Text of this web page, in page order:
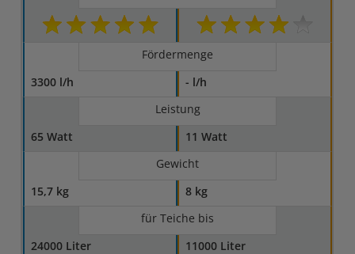
Fördermenge
3300 l/h
- l/h
Leistung
65 Watt
11 Watt
Gewicht
15,7 kg
8 kg
für Teiche bis
24000 Liter
11000 Liter